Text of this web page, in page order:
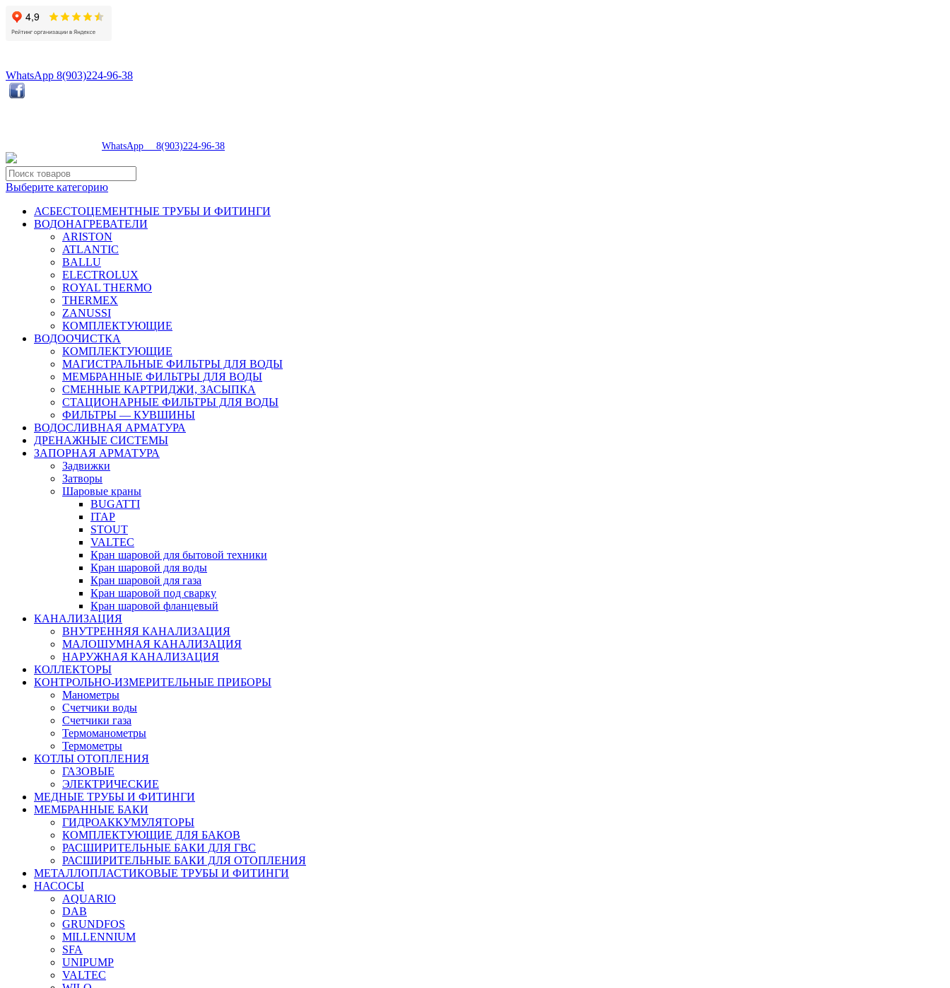
WhatsApp 8(903)224-96-38
WhatsApp 8(903)224-96-38
Выберите категорию
АСБЕСТОЦЕМЕНТНЫЕ ТРУБЫ И ФИТИНГИ
ВОДОНАГРЕВАТЕЛИ
ARISTON
ATLANTIC
BALLU
ELECTROLUX
ROYAL THERMO
THERMEX
ZANUSSI
КОМПЛЕКТУЮЩИЕ
ВОДООЧИСТКА
КОМПЛЕКТУЮЩИЕ
МАГИСТРАЛЬНЫЕ ФИЛЬТРЫ ДЛЯ ВОДЫ
МЕМБРАННЫЕ ФИЛЬТРЫ ДЛЯ ВОДЫ
СМЕННЫЕ КАРТРИДЖИ, ЗАСЫПКА
СТАЦИОНАРНЫЕ ФИЛЬТРЫ ДЛЯ ВОДЫ
ФИЛЬТРЫ — КУВШИНЫ
ВОДОСЛИВНАЯ АРМАТУРА
ДРЕНАЖНЫЕ СИСТЕМЫ
ЗАПОРНАЯ АРМАТУРА
Задвижки
Затворы
Шаровые краны
BUGATTI
ITAP
STOUT
VALTEC
Кран шаровой для бытовой техники
Кран шаровой для воды
Кран шаровой для газа
Кран шаровой под сварку
Кран шаровой фланцевый
КАНАЛИЗАЦИЯ
ВНУТРЕННЯЯ КАНАЛИЗАЦИЯ
МАЛОШУМНАЯ КАНАЛИЗАЦИЯ
НАРУЖНАЯ КАНАЛИЗАЦИЯ
КОЛЛЕКТОРЫ
КОНТРОЛЬНО-ИЗМЕРИТЕЛЬНЫЕ ПРИБОРЫ
Манометры
Счетчики воды
Счетчики газа
Термоманометры
Термометры
КОТЛЫ ОТОПЛЕНИЯ
ГАЗОВЫЕ
ЭЛЕКТРИЧЕСКИЕ
МЕДНЫЕ ТРУБЫ И ФИТИНГИ
МЕМБРАННЫЕ БАКИ
ГИДРОАККУМУЛЯТОРЫ
КОМПЛЕКТУЮЩИЕ ДЛЯ БАКОВ
РАСШИРИТЕЛЬНЫЕ БАКИ ДЛЯ ГВС
РАСШИРИТЕЛЬНЫЕ БАКИ ДЛЯ ОТОПЛЕНИЯ
МЕТАЛЛОПЛАСТИКОВЫЕ ТРУБЫ И ФИТИНГИ
НАСОСЫ
AQUARIO
DAB
GRUNDFOS
MILLENNIUM
SFA
UNIPUMP
VALTEC